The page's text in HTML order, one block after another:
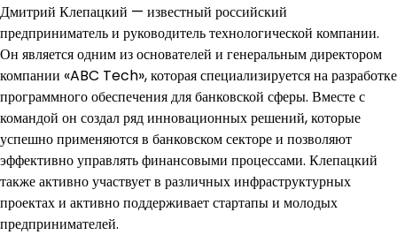
Дмитрий Клепацкий — известный российский
предприниматель и руководитель технологической компании.
Он является одним из основателей и генеральным директором
компании «ABC Tech», которая специализируется на разработке
программного обеспечения для банковской сферы. Вместе с
командой он создал ряд инновационных решений, которые
успешно применяются в банковском секторе и позволяют
эффективно управлять финансовыми процессами. Клепацкий
также активно участвует в различных инфраструктурных
проектах и активно поддерживает стартапы и молодых
предпринимателей.